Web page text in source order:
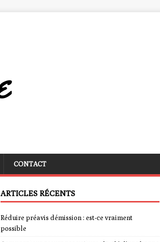
CONTACT
ARTICLES RÉCENTS
Réduire préavis démission : est-ce vraiment
possible